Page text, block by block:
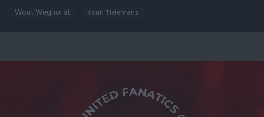
Wout Weghorst Youri Tielemans